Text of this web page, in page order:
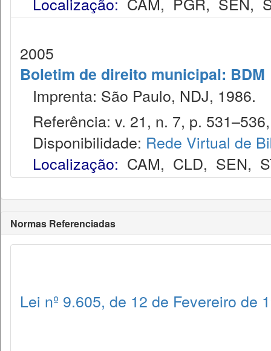
2005
Boletim de direito municipal: BDM
Imprenta: São Paulo, NDJ, 1986.
Referência: v. 21, n. 7, p.
Disponibilidade: Rede Virtual de
Localização: CAM, CLD, SEN,
Normas Referenciadas
Lei nº 9.605, de 12 de Fevereiro de